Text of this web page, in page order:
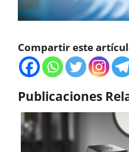
Compartir este
Publicaciones